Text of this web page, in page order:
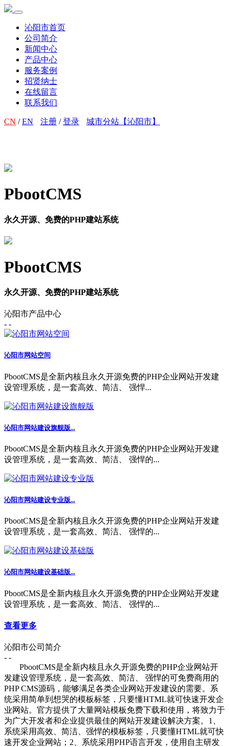
沁阳市首页
公司简介
新闻中心
产品中心
服务案例
招贤纳士
在线留言
联系我们
CN /EN 注册 /登录 城市分站【沁阳市】
PbootCMS
永久开源、免费的PHP建站系统
PbootCMS
永久开源、免费的PHP建站系统
沁阳市产品中心
- -
沁阳市网站空间
PbootCMS是全新内核且永久开源免费的PHP企业网站开发建
设管理系统，是一套高效、简洁、 强悍...
沁阳市网站建设旗舰版...
PbootCMS是全新内核且永久开源免费的PHP企业网站开发建
设管理系统，是一套高效、简洁、 强悍的...
沁阳市网站建设专业版...
PbootCMS是全新内核且永久开源免费的PHP企业网站开发建
设管理系统，是一套高效、简洁、 强悍的...
沁阳市网站建设基础版...
PbootCMS是全新内核且永久开源免费的PHP企业网站开发建
设管理系统，是一套高效、简洁、 强悍的...
查看更多
沁阳市公司简介
- -
PbootCMS是全新内核且永久开源免费的PHP企业网站开
发建设管理系统，是一套高效、简洁、 强悍的可免费商用的
PHP CMS源码，能够满足各类企业网站开发建设的需要。系
统采用简单到想哭的模板标签，只要懂HTML就可快速开发企
业网站。官方提供了大量网站模板免费下载和使用，将致力于
为广大开发者和企业提供最佳的网站开发建设解决方案。1、
系统采用高效、简洁、强悍的模板标签，只要懂HTML就可快
速开发企业网站；2、系统采用PHP语言开发，使用自主研发